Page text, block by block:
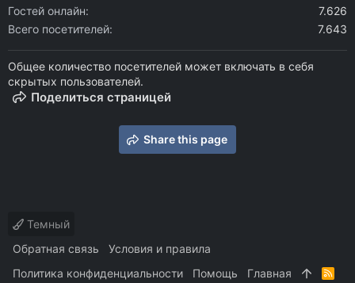
Гостей онлайн
7.626
Всего посетителей
7.643
Общее количество посетителей может включать в себя
скрытых пользователей.
Поделиться страницей
Share this page
Темный
Обратная связь
Условия и правила
Политика конфиденциальности
Помощь Главная
R